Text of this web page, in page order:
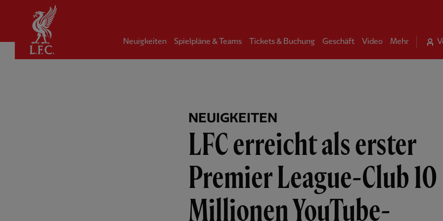
Neuigkeiten Spielpläne & Teams Tickets & Buchung Geschäft Video Mehr
NEUIGKEITEN
LFC erreicht als erster
Premier League-Club 10
Millionen YouTube-